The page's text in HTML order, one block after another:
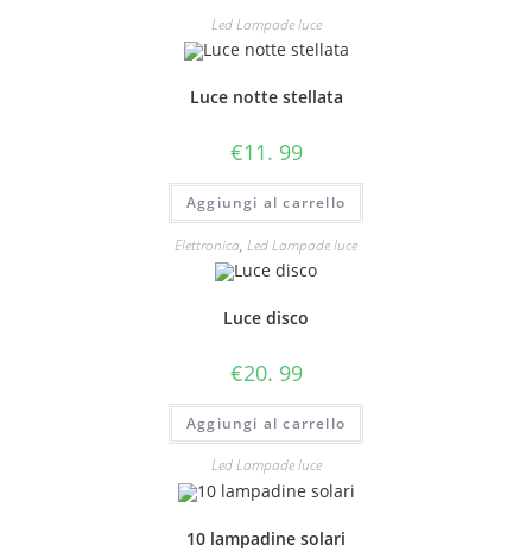
Led Lampade luce
Luce notte stellata
€11. 99
Aggiungi al carrello
Elettronica, Led Lampade luce
Luce disco
€20. 99
Aggiungi al carrello
Led Lampade luce
10 lampadine solari